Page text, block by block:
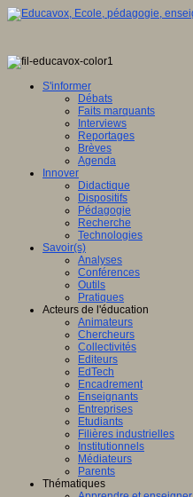
S'informer
Débats
Faits marquants
Interviews
Reportages
Brèves
Agenda
Innover
Didactique
Dispositifs
Pédagogie
Recherche
Technologies
Savoir(s)
Analyses
Conférences
Outils
Pratiques
Acteurs de l'éducation
Animateurs
Chercheurs
Collectivités
Editeurs
EdTech
Encadrement
Enseignants
Entreprises
Etudiants
Filières industrielles
Institutionnels
Médiateurs
Parents
Thématiques